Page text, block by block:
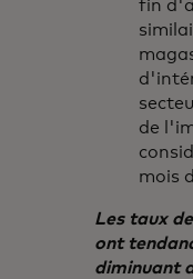
fin
de
mois
Les taux
ont
diminuant